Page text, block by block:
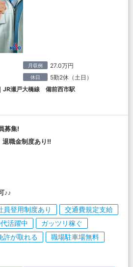
月収例 27.0万円
休日 5勤2休（土日）
JR瀬戸大橋線 備前西市駅
募集!
職金制度あり!!
♪♪
員登用制度あり
交通費規定支給
活躍中
ガッツリ稼ぐ
許が取れる
職場駐車場無料